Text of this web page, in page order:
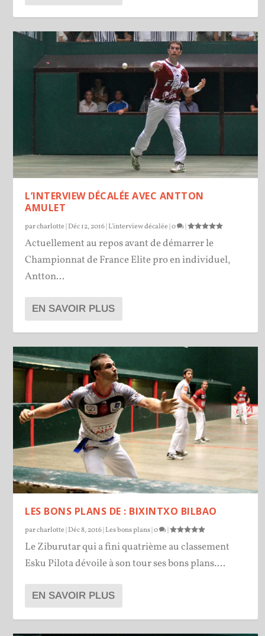
L’INTERVIEW DÉCALÉE AVEC ANTTON
AMULET
parcharlotte Déc 12, 2016 L'interview décalée |0 |
Actuellement au repos avant de démarrer le
Championnat de France Elite pro en individuel,
Antton...
EN SAVOIR PLUS
LES BONS PLANS DE : BIXINTXO BILBAO
parcharlotte Déc 8, 2016 Les bons plans |0 |
Le Ziburutar qui a fini quatrième au classement
Esku Pilota dévoile à son tour ses bons plans....
EN SAVOIR PLUS